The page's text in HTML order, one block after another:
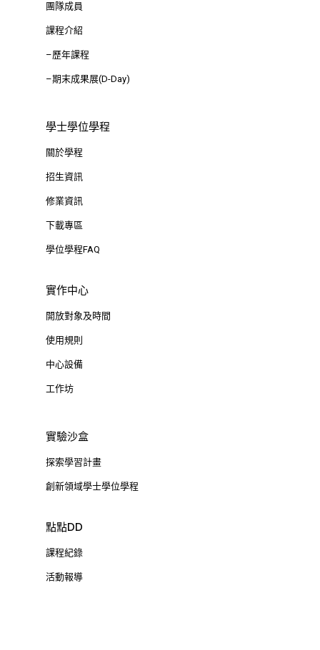
團隊成員
課程介紹
–歷年課程
–期末成果展(D-Day)
學士學位學程
關於學程
招生資訊
修業資訊
下載專區
學位學程FAQ
實作中心
開放對象及時間
使用規則
中心設備
工作坊
實驗沙盒
探索學習計畫
創新領域學士學位學程
點點DD
課程紀錄
活動報導